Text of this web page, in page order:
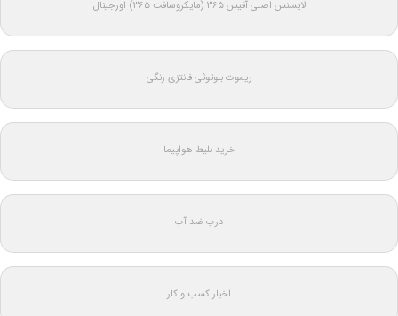
لایسنس اصلی آفیس ۳۶۵ (مایکروسافت ۳۶۵) اورجینال
ریموت بلوتوثی فانتزی رنگی
خرید بلیط هواپیما
درب ضد آب
اخبار کسب و کار